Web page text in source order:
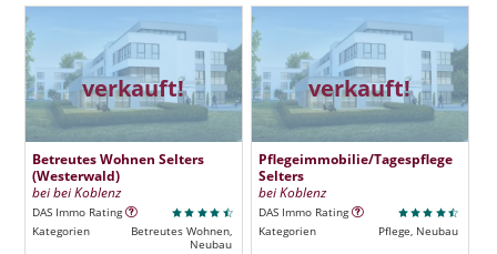
verkauft!
Betreutes Wohnen Selters
(Westerwald)
bei bei Koblenz
DAS Immo Rating
Kategorien
Betreutes Wohnen,
Neubau
verkauft!
Pflegeimmobilie/Tagespflege
Selters
bei Koblenz
DAS Immo Rating
Kategorien
Pflege, Neubau